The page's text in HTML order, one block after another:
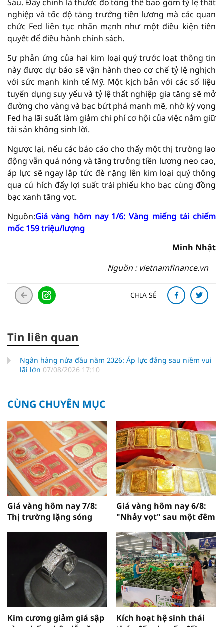
Sáu. Đây chính là thước đo tổng thể bao gồm tỷ lệ thất
nghiệp và tốc độ tăng trưởng tiền lương mà các quan
chức Fed liên tục nhấn mạnh như một điều kiện tiên
quyết để điều hành chính sách.
Sự phản ứng của hai kim loại quý trước loạt thông tin
này được dự báo sẽ vận hành theo cơ chế tỷ lệ nghịch
với sức mạnh kinh tế Mỹ. Một kịch bản với các số liệu
tuyển dụng suy yếu và tỷ lệ thất nghiệp gia tăng sẽ mở
đường cho vàng và bạc bứt phá mạnh mẽ, nhờ kỳ vọng
Fed hạ lãi suất làm giảm chi phí cơ hội của việc nắm giữ
tài sản không sinh lời.
Ngược lại, nếu các báo cáo cho thấy một thị trường lao
động vẫn quá nóng và tăng trưởng tiền lương neo cao,
áp lực sẽ ngay lập tức đè nặng lên kim loại quý thông
qua cú hích đẩy lợi suất trái phiếu kho bạc cùng đồng
bạc xanh tăng vọt.
Nguồn:Giá vàng hôm nay 1/6: Vàng miếng tái chiếm
mốc 159 triệu/lượng
Minh Nhật
Nguồn : vietnamfinance.vn
CHIA SẺ
Tin liên quan
Ngân hàng nửa đầu năm 2026: Áp lực đằng sau niềm vui
lãi lớn 07/08/2026 17:10
CÙNG CHUYÊN MỤC
Giá vàng hôm nay 7/8:
Thị trường lặng sóng
Giá vàng hôm nay 6/8:
"Nhảy vọt" sau một đêm
Kim cương giảm giá sập
Kích hoạt hệ sinh thái